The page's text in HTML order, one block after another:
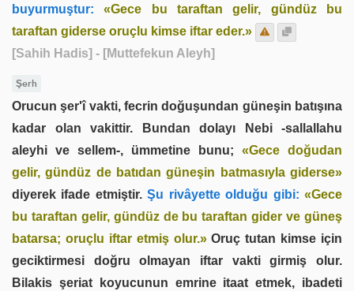
buyurmuştur:
«Gece bu taraftan gelir, gündüz bu
taraftan giderse oruçlu kimse iftar eder.»
[Sahih Hadis] - [Muttefekun Aleyh]
Şerh
Orucun şer'î vakti, fecrin doğuşundan güneşin batışına
kadar olan vakittir. Bundan dolayı Nebi -sallallahu
aleyhi ve sellem-, ümmetine bunu; «Gece doğudan
gelir, gündüz de batıdan güneşin batmasıyla giderse»
diyerek ifade etmiştir.Şu rivâyette olduğu gibi: «Gece
bu taraftan gelir, gündüz de bu taraftan gider ve güneş
batarsa; oruçlu iftar etmiş olur.»Oruç tutan kimse için
geciktirmesi doğru olmayan iftar vakti girmiş olur.
Bilakis şeriat koyucunun emrine itaat etmek, ibadeti